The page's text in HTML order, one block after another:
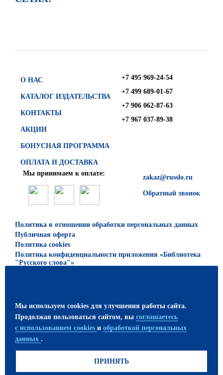
О НАС
КАТАЛОГ ИЗДАТЕЛЬСТВА
КОНТАКТЫ
АКЦИИ
БОНУСНАЯ ПРОГРАММА
ОПЛАТА И ДОСТАВКА
+7 495 969-24-54
+7 499 689-01-67
+7 906 062-87-63
+7 967 037-89-38
zakaz@russlo.ru
Обратный звонок
Мы принимаем к оплате:
Политика в отношении обработки персональных данных
Публичная оферта
Политика cookies
Политика конфиденциальности приложения «Библиотека
"Русского слова"»
возможно только с письменного разрешения
издательства.
ПРИСОЕДИНЯЙТЕСЬ!
Мы используем cookies для улучшения работы сайта.
Продолжая пользоваться сайтом, вы соглашаетесь
с использованием cookies и обработкой персональных
данных .
ПРИНЯТЬ